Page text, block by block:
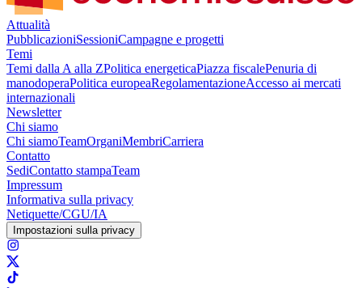
Attualità
PubblicazioniSessioniCampagne e progetti
Temi
Temi dalla A alla ZPolitica energeticaPiazza fiscalePenuria di
manodoperaPolitica europeaRegolamentazioneAccesso ai mercati
internazionali
Newsletter
Chi siamo
Chi siamoTeamOrganiMembriCarriera
Contatto
SediContatto stampaTeam
Impressum
Informativa sulla privacy
Netiquette/CGU/IA
Impostazioni sulla privacy